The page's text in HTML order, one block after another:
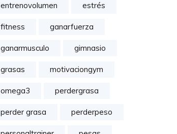
entrenovolumen estrés
fitness ganarfuerza
ganarmusculo gimnasio
grasas motivaciongym
omega3 perdergrasa
perder grasa perderpeso